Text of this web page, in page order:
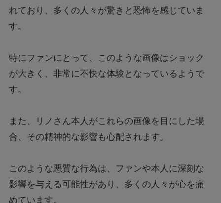
れており、多くの人々が驚きと恐怖を感じていま
す。
特にファンにとって、このような画像はショック
が大きく、非常に不快な体験となっているようで
す。
また、リノさん本人がこれらの画像を目にした場
合、その精神的な影響も心配されます。
このような悪質な行為は、ファンや本人に深刻な
影響を与える可能性があり、多くの人々が心を痛
めています。